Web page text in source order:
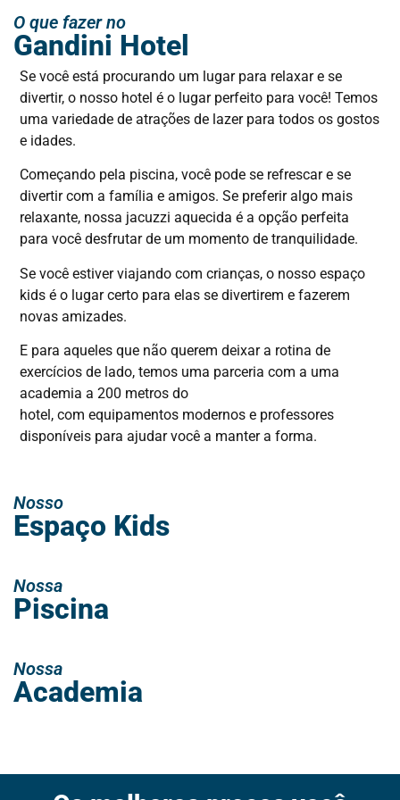
conteúdo
O que fazer no
Gandini Hotel
Se você está procurando um lugar para relaxar e se
divertir, o nosso hotel é o lugar perfeito para você! Temos
uma variedade de atrações de lazer para todos os gostos
e idades.
Começando pela piscina, você pode se refrescar e se
divertir com a família e amigos. Se preferir algo mais
relaxante, nossa jacuzzi aquecida é a opção perfeita
para você desfrutar de um momento de tranquilidade.
Se você estiver viajando com crianças, o nosso espaço
kids é o lugar certo para elas se divertirem e fazerem
novas amizades.
E para aqueles que não querem deixar a rotina de
exercícios de lado, temos uma parceria com a uma
academia a 200 metros do
hotel, com equipamentos modernos e professores
disponíveis para ajudar você a manter a forma.
Nosso
Espaço Kids
Nossa
Piscina
Nossa
Academia